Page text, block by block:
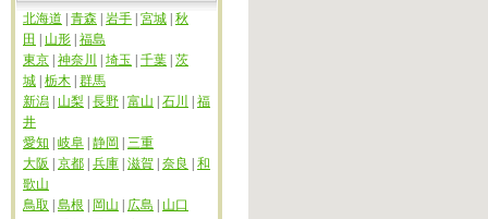
北海道 青森 岩手 宮城 秋
田
山形 福島
東京 神奈川 埼玉 千葉 茨
城 栃木 群馬
新潟
山梨 長野 富山 石川
福
井
愛知
岐阜 静岡
三重
大阪
京都 兵庫 滋賀 奈良
和
歌山
鳥取
島根 岡山 広島
山口